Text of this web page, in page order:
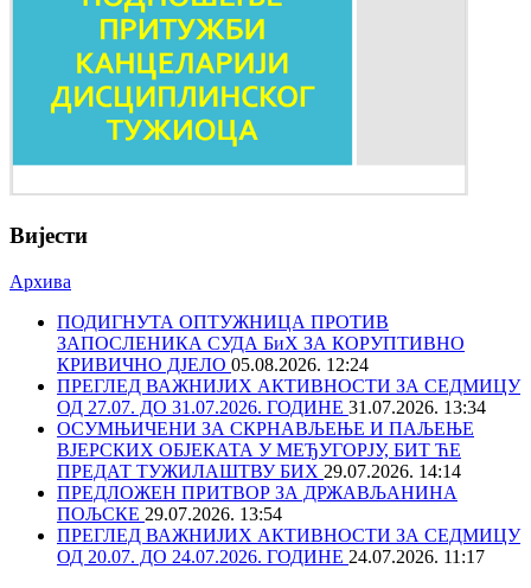
Вијести
Архива
ПОДИГНУТА ОПТУЖНИЦА ПРОТИВ
ЗАПОСЛЕНИКА СУДА БиХ ЗА КОРУПТИВНО
КРИВИЧНО ДЈЕЛО 05.08.2026. 12:24
ПРЕГЛЕД ВАЖНИЈИХ АКТИВНОСТИ ЗА СЕДМИЦУ
ОД 27.07. ДО 31.07.2026. ГОДИНЕ 31.07.2026. 13:34
ОСУМЊИЧЕНИ ЗА СКРНАВЉЕЊЕ И ПАЉЕЊЕ
ВЈЕРСКИХ ОБЈЕКАТА У МЕЂУГОРЈУ, БИТ ЋЕ
ПРЕДАТ ТУЖИЛАШТВУ БИХ 29.07.2026. 14:14
ПРЕДЛОЖЕН ПРИТВОР ЗА ДРЖАВЉАНИНА
ПОЉСКЕ 29.07.2026. 13:54
ПРЕГЛЕД ВАЖНИЈИХ АКТИВНОСТИ ЗА СЕДМИЦУ
ОД 20.07. ДО 24.07.2026. ГОДИНЕ 24.07.2026. 11:17